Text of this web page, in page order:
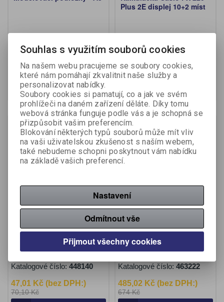
Výrobce:Tempo
Katalogové číslo:
381100
25,01 Kč (bez DPH:)
38 Kč
Koupit
Plus 2E displej 10+2 míst
Výrobce:Casio
Katalogové číslo:
299,02 Kč (bez DPH:)
409 Kč
Akce
Sleva
32,90 %
Oboustranně stíratelná
tabulka Centropen - 7719 /
formát A4 oboustranná
Katalogové číslo: 448140
47,01 Kč (bez DPH:)
70,10 Kč
Akce
28,00 %
Kalkulačka Casio FX 85
CE X vědecká
Katalogové číslo: 463222
485,02 Kč (bez DPH:)
674 Kč
Souhlas s využitím souborů cookies
Na našem webu pracujeme se soubory cookies,
které nám pomáhají zkvalitnit naše služby a
personalizovat nabídky.
Soubory cookies si pamatují, co a jak ve svém
prohlížeči na daném zařízení děláte. Díky tomu
webová stránka funguje podle vás a je schopná se
přizpůsobit vašim preferencím.
Blokování některých typů souborů může mít vliv
na vaši uživatelskou zkušenost s naším webem,
také nebudeme schopni poskytnout vám nabídku
na základě vašich preferencí.
Nastavení
Odmítnout vše
Přijmout všechny cookies